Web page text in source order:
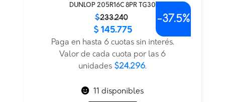
DUNLOP 205R16C 8PR TG30
$233.240
original
$233.240.
actual
$ 145.775
Paga en hasta 6 cuotas sin interés.
Valor de cada cuota por las 6
unidades $24.296.
-37.5%
11 disponibles